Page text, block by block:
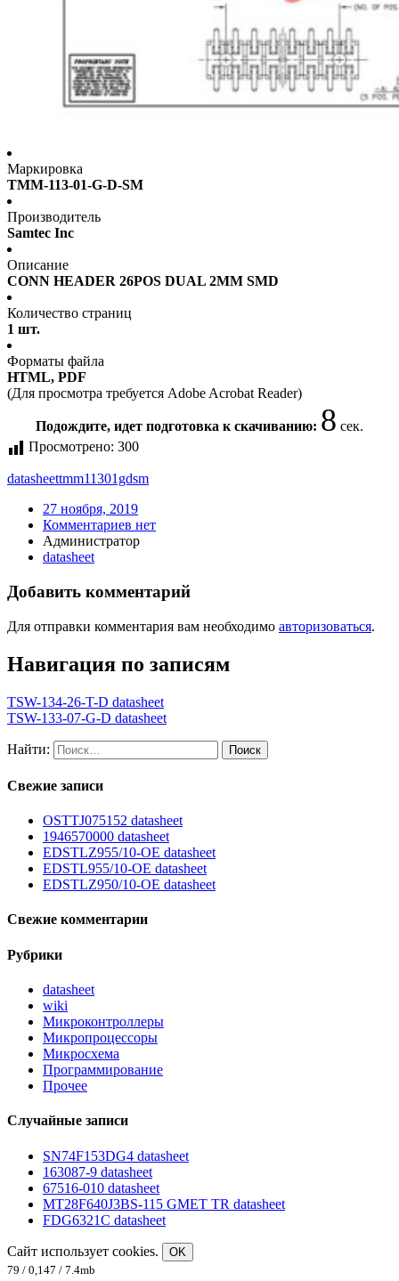
Маркировка
TMM-113-01-G-D-SM
Производитель
Samtec Inc
Описание
CONN HEADER 26POS DUAL 2MM SMD
Количество страниц
1 шт.
Форматы файла
HTML, PDF
(Для просмотра требуется Adobe Acrobat Reader)
Подождите, идет подготовка к скачиванию: 8 сек.
Просмотрено: 300
datasheettmm11301gdsm
27 ноября, 2019
Комментариев нет
Администратор
datasheet
Добавить комментарий
Для отправки комментария вам необходимо авторизоваться.
Навигация по записям
TSW-134-26-T-D datasheet
TSW-133-07-G-D datasheet
Найти:
Свежие записи
OSTTJ075152 datasheet
1946570000 datasheet
EDSTLZ955/10-OE datasheet
EDSTL955/10-OE datasheet
EDSTLZ950/10-OE datasheet
Свежие комментарии
Рубрики
datasheet
wiki
Микроконтроллеры
Микропроцессоры
Микросхема
Программирование
Прочее
Случайные записи
SN74F153DG4 datasheet
163087-9 datasheet
67516-010 datasheet
MT28F640J3BS-115 GMET TR datasheet
FDG6321C datasheet
Сайт использует cookies.
OK
79 / 0,147 / 7.4mb